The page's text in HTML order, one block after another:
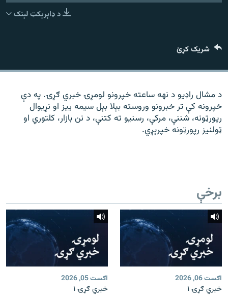
د ازادې اروپا راډیو ټولې ووبپاڼې
د ډاېرېکټ لېنک
شریک کړئ
د مشال راډیو د نهه ساعته خپرونو لومړۍ خبري ګړۍ. په دې
خپرونه کې تر خبرونو وروسته بېلا بېل سیمه ییز او نړیوال
رپورټونه، شننې، مرکې، رسنیو ته کتنې، د نن بازار، کلتوري او
ټولنیز رپورټونه خپرېږي.
برخې
اګست 06, 2026
خبري ګړۍ ۱
اګست 05, 2026
خبري ګړۍ ۱